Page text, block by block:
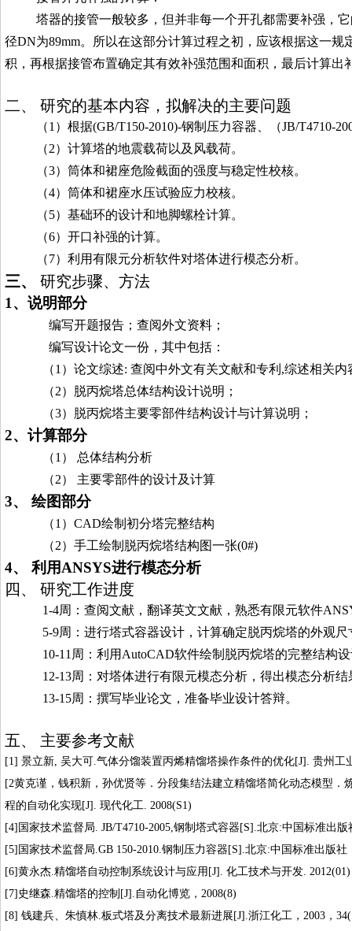
塔器的接管一般较多，但并非每一个开孔都需要补强，
径DN为89mm。所以在这部分计算过程之初，应该根据这一
积，再根据接管布置确定其有效补强范围和面积，最后计算出
二、 研究的基本内容，拟解决的主要问题
（1 ）根据(GB/T150-2010)-钢制压力容器、（JB/T4710-
（2）计算塔的地震载荷以及风载荷。
（3）筒体和裙座危险截面的强度与稳定性校核。
（4）筒体和裙座水压试验应力校核。
（5）基础环的设计和地脚螺栓计算。
（6）开口补强的计算。
（7） 利用有限元分析软件对塔体进行模态分析。
三、 研究步骤、方法
1、说明部分
编写开题报告；查阅外文资料；
编写设计论文一份，其中包括：
（1）论文综述: 查阅中外文有关文献和专利,综述相关内
（2）脱丙烷塔总体结构设计说明；
（3）脱丙烷塔主要零部件结构设计与计算说明；
2、计算部分
（1） 总体结构分析
（2） 主要零部件的设计及计算
3、 绘图部分
（1）CAD绘制初分塔完整结构
（2）手工绘制脱丙烷塔结构图一张(0#)
4、 利用ANSYS进行模态分析
四、 研究工作进度
1-4周：查阅文献，翻译英文文献，熟悉有限元软件
5-9周：进行塔式容器设计，计算确定脱丙烷塔的外观尺
10-11 周： 利用 AutoCAD软件绘制 脱丙烷塔的完整结构
12-13周：对塔体进行有限元模态分析，得出模态分析结
13-15周：撰写毕业论文，准备毕业设计答辩。
五、 主要参考文献
[1] 景立新, 吴大可.气体分馏装置丙烯精馏塔操作条件的优化[J]. 贵州工
[2黄克谨，钱积新，孙优贤等．分段集结法建立精馏塔简化动态模型．
程的自动化实现[J]. 现代化工. 2008(S1)
[4] 国家技术监督局. JB/T4710-2005,钢制塔式容器 [S].北京:中国标准出版
[5] 国家技术监督局.GB 150-2010.钢制压力容器 [S] .北京:中国标准出版社
[6]黄永杰.精馏塔自动控制系统设计与应用 [J]. 化工技术与开发. 2012(01)
[7] 史继森.精馏塔的控制 [J]. 自动化博览， 2008(8)
[8] 钱建兵、朱慎林.板式塔及分离技术最新进展 [J] .浙江化工， 2003，